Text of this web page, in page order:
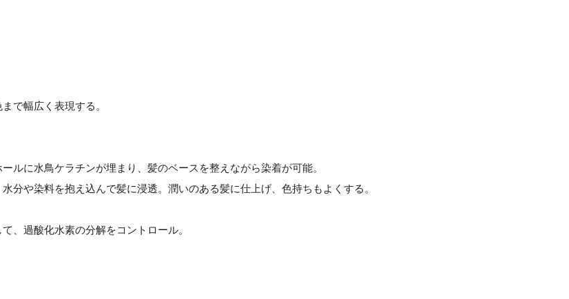
で幅広く表現する。
ルに水鳥ケラチンが埋まり、髪のベースを整えながら染着が可能。
分や染料を抱え込んで髪に浸透。潤いのある髪に仕上げ、色持ちもよくする。
、過酸化水素の分解をコントロール。